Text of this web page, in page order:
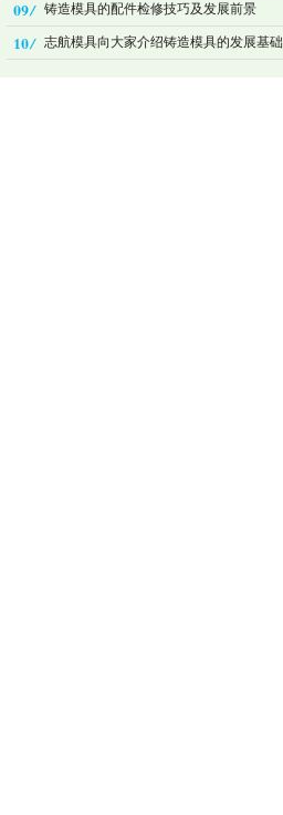
铸造模具的配件检修技巧及发展前景
志航模具向大家介绍铸造模具的发展基础